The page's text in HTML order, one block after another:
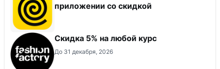
приложении со скидкой
Скидка 5% на любой курс
До 31 декабря, 2026